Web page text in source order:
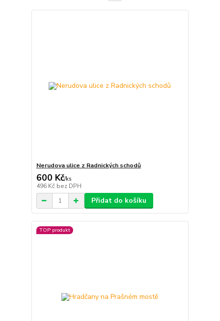
Nerudova ulice z Radnických schodů
600 Kč/ks
496 Kč bez DPH
Přidat do košíku
TOP produkt